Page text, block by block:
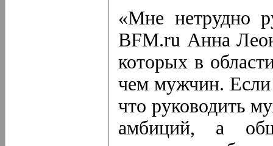
«Мне нетрудно
BFM.ru Анна
которых в
чем мужчин. Если
что руководить
амбиций, а